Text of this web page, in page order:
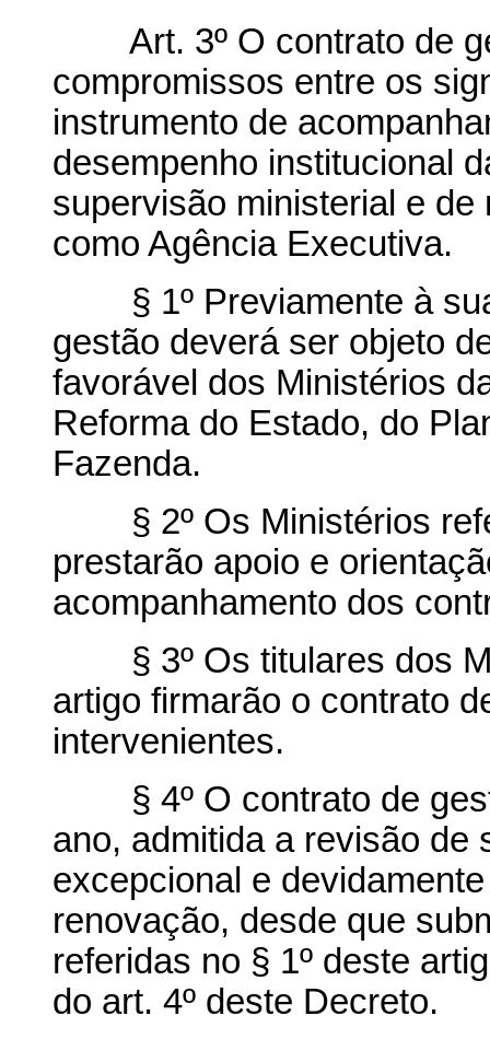
Art. 3º O contrato de
compromissos entre os
instrumento de
desempenho institucional
supervisão ministerial e
como Agência Executiva.
§ 1º Previamente à
gestão deverá ser objeto
favorável dos Ministérios
Reforma do Estado, do
Fazenda.
§ 2º Os Ministérios
prestarão apoio e
acompanhamento dos
§ 3º Os titulares dos
artigo firmarão o contrato
intervenientes.
§ 4º O contrato de
ano, admitida a revisão de
excepcional e
renovação, desde que
referidas no § 1º deste
do art. 4º deste Decreto.